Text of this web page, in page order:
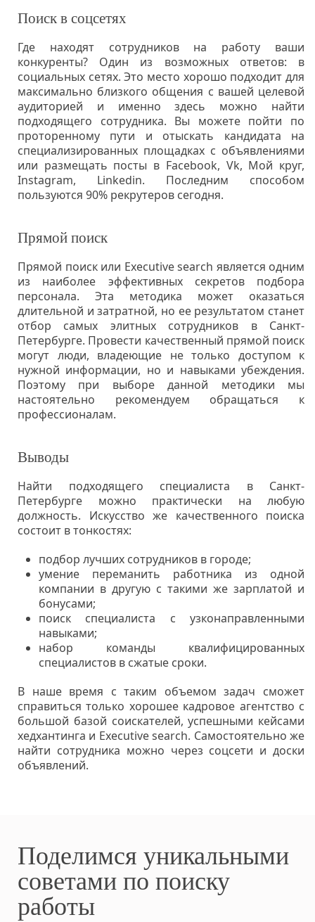
Поиск в соцсетях
Где находят сотрудников на работу ваши
конкуренты? Один из возможных ответов: в
социальных сетях. Это место хорошо подходит для
максимально близкого общения с вашей целевой
аудиторией и именно здесь можно найти
подходящего сотрудника. Вы можете пойти по
проторенному пути и отыскать кандидата на
специализированных площадках с объявлениями
или размещать посты в Facebook, Vk, Мой круг,
Instagram, Linkedin. Последним способом
пользуются 90% рекрутеров сегодня.
Прямой поиск
Прямой поиск или Executive search является одним
из наиболее эффективных секретов подбора
персонала. Эта методика может оказаться
длительной и затратной, но ее результатом станет
отбор самых элитных сотрудников в Санкт-
Петербурге. Провести качественный прямой поиск
могут люди, владеющие не только доступом к
нужной информации, но и навыками убеждения.
Поэтому при выборе данной методики мы
настоятельно рекомендуем обращаться к
профессионалам.
Выводы
Найти подходящего специалиста в Санкт-
Петербурге можно практически на любую
должность. Искусство же качественного поиска
состоит в тонкостях:
подбор лучших сотрудников в городе;
умение переманить работника из одной
компании в другую с такими же зарплатой и
бонусами;
поиск специалиста с узконаправленными
навыками;
набор команды квалифицированных
специалистов в сжатые сроки.
В наше время с таким объемом задач сможет
справиться только хорошее кадровое агентство с
большой базой соискателей, успешными кейсами
хедхантинга и Executive search. Самостоятельно же
найти сотрудника можно через соцсети и доски
объявлений.
Поделимся уникальными
советами по поиску
работы